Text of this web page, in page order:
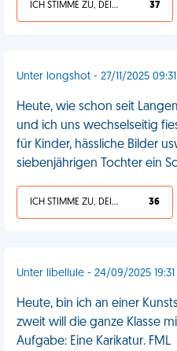
ICH STIMME ZU, DEIN LEBEN IST SCHEISSE 37
Unter longshot - 27/11/2025 09:31
Heute, wie schon seit
und ich uns wechselseitig
für Kinder, hässliche Bilder
siebenjährigen Tochter ein
ICH STIMME ZU, DEIN LEBEN IST SCHEISSE 36
Unter libellule - 24/09/2025 19:31
Heute, bin ich an einer
zweit will die ganze Klasse
Aufgabe: Eine Karikatur. FML